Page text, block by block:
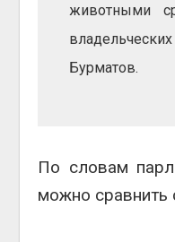
животными
Бурматов.
По словам
можно сравнить